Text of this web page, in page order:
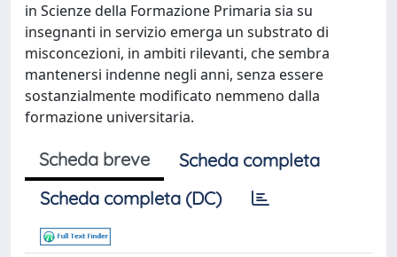
in Scienze della Formazione Primaria sia su
insegnanti in servizio emerga un substrato di
misconcezioni, in ambiti rilevanti, che sembra
mantenersi indenne negli anni, senza essere
sostanzialmente modificato nemmeno dalla
formazione universitaria.
Scheda breve
Scheda completa
Scheda completa (DC)